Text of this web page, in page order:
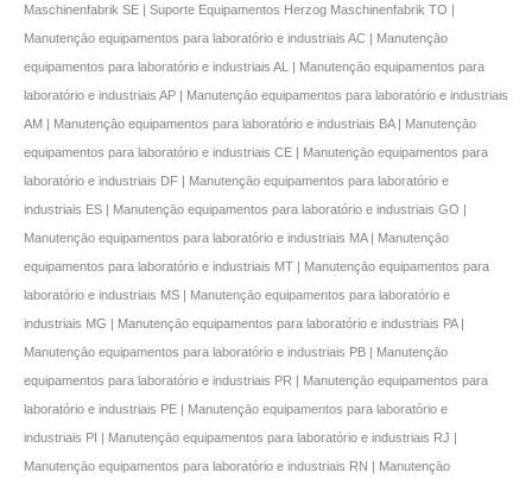
Maschinenfabrik SE | Suporte Equipamentos Herzog Maschinenfabrik TO |
Manutençāo equipamentos para laboratório e industriais AC | Manutençāo
equipamentos para laboratório e industriais AL | Manutençāo equipamentos para
laboratório e industriais AP | Manutençāo equipamentos para laboratório e industriais
AM | Manutençāo equipamentos para laboratório e industriais BA | Manutençāo
equipamentos para laboratório e industriais CE | Manutençāo equipamentos para
laboratório e industriais DF | Manutençāo equipamentos para laboratório e
industriais ES | Manutençāo equipamentos para laboratório e industriais GO |
Manutençāo equipamentos para laboratório e industriais MA | Manutençāo
equipamentos para laboratório e industriais MT | Manutençāo equipamentos para
laboratório e industriais MS | Manutençāo equipamentos para laboratório e
industriais MG | Manutençāo equipamentos para laboratório e industriais PA |
Manutençāo equipamentos para laboratório e industriais PB | Manutençāo
equipamentos para laboratório e industriais PR | Manutençāo equipamentos para
laboratório e industriais PE | Manutençāo equipamentos para laboratório e
industriais PI | Manutençāo equipamentos para laboratório e industriais RJ |
Manutençāo equipamentos para laboratório e industriais RN | Manutençāo